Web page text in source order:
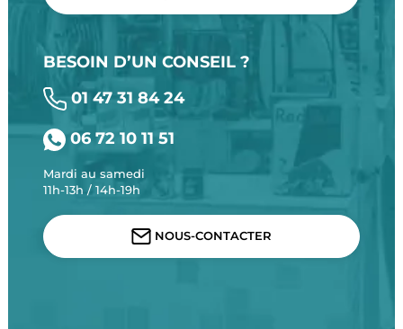
BESOIN D’UN CONSEIL ?
01 47 31 84 24
06 72 10 11 51
Mardi au samedi
11h-13h / 14h-19h
NOUS-CONTACTER